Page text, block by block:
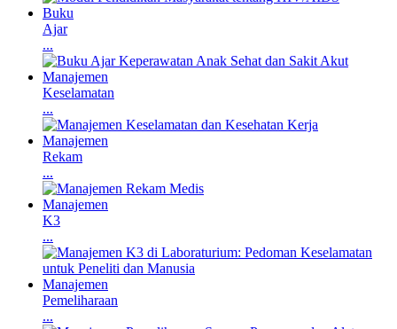
Buku
Ajar
...
Manajemen
Keselamatan
...
Manajemen
Rekam
...
Manajemen
K3
...
Manajemen
Pemeliharaan
...